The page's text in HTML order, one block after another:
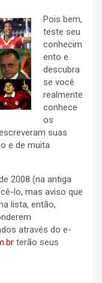
Pois bem,
teste seu
conhecim
ento e
descubra
se você
realmente
conhece
os
suas
e de muita
2008 (na antiga
lo, mas aviso que
lista, então,
através do e-
terão seus